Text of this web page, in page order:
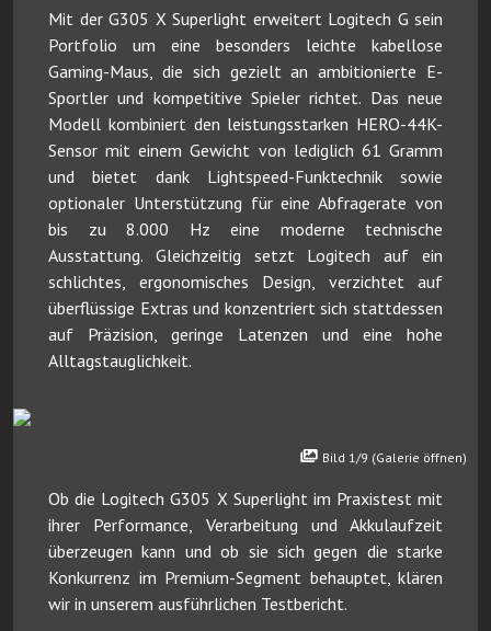
Mit der G305 X Superlight erweitert Logitech G sein
Portfolio um eine besonders leichte kabellose
Gaming-Maus, die sich gezielt an ambitionierte E-
Sportler und kompetitive Spieler richtet. Das neue
Modell kombiniert den leistungsstarken HERO-44K-
Sensor mit einem Gewicht von lediglich 61 Gramm
und bietet dank Lightspeed-Funktechnik sowie
optionaler Unterstützung für eine Abfragerate von
bis zu 8.000 Hz eine moderne technische
Ausstattung. Gleichzeitig setzt Logitech auf ein
schlichtes, ergonomisches Design, verzichtet auf
überflüssige Extras und konzentriert sich stattdessen
auf Präzision, geringe Latenzen und eine hohe
Alltagstauglichkeit.
Bild 1/9 (Galerie öffnen)
Ob die Logitech G305 X Superlight im Praxistest mit
ihrer Performance, Verarbeitung und Akkulaufzeit
überzeugen kann und ob sie sich gegen die starke
Konkurrenz im Premium-Segment behauptet, klären
wir in unserem ausführlichen Testbericht.